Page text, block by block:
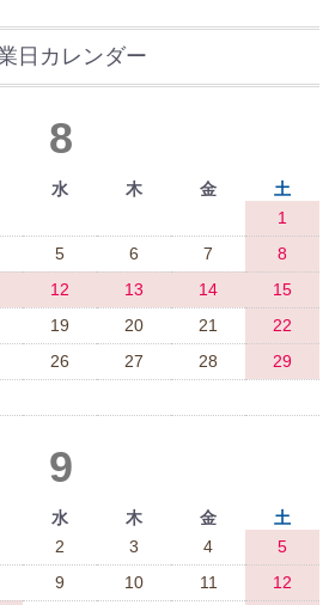
日カレンダー
8
水 木 金
土
1
5 6 7
8
12 13 14
15
19 20 21
22
26 27 28
29
9
水 木 金
土
2 3 4
5
9 10 11
12